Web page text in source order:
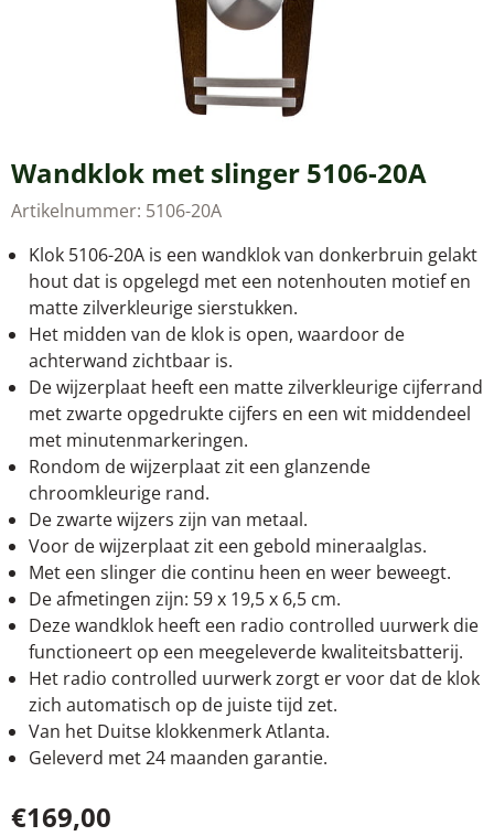
Wandklok met slinger 5106-20A
Artikelnummer: 5106-20A
Klok 5106-20A is een wandklok van donkerbruin gelakt
hout dat is opgelegd met een notenhouten motief en
matte zilverkleurige sierstukken.
Het midden van de klok is open, waardoor de
achterwand zichtbaar is.
De wijzerplaat heeft een matte zilverkleurige cijferrand
met zwarte opgedrukte cijfers en een wit middendeel
met minutenmarkeringen.
Rondom de wijzerplaat zit een glanzende
chroomkleurige rand.
De zwarte wijzers zijn van metaal.
Voor de wijzerplaat zit een gebold mineraalglas.
Met een slinger die continu heen en weer beweegt.
De afmetingen zijn: 59 x 19,5 x 6,5 cm.
Deze wandklok heeft een radio controlled uurwerk die
functioneert op een meegeleverde kwaliteitsbatterij.
Het radio controlled uurwerk zorgt er voor dat de klok
zich automatisch op de juiste tijd zet.
Van het Duitse klokkenmerk Atlanta.
Geleverd met 24 maanden garantie.
€169,00